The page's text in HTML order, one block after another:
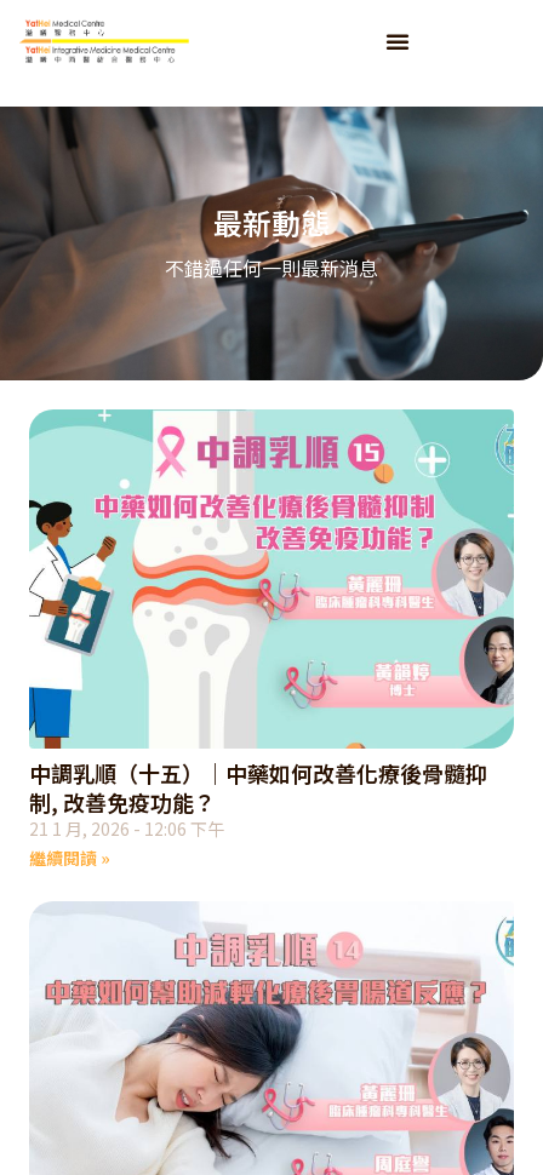
最新動態
不錯過任何一則最新消息
中調乳順（十五）｜中藥如何改善化療後骨髓抑
制, 改善免疫功能？
21 1 月, 2026
12:06 下午
繼續閱讀 »